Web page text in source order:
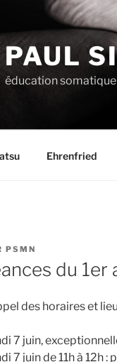
PAUL
éducation
Ehrenfried
PSMN
du 1er
des horaires et
7 juin,
7 juin de 11h à 12h